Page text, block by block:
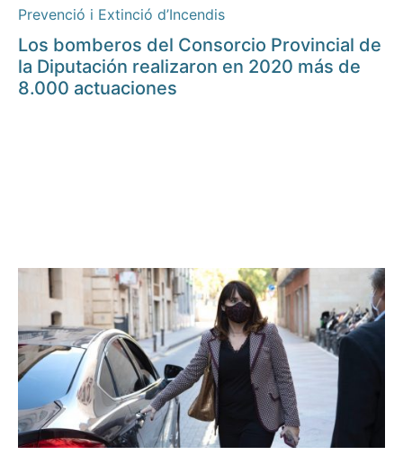
Prevenció i Extinció d’Incendis
Los bomberos del Consorcio Provincial de
la Diputación realizaron en 2020 más de
8.000 actuaciones